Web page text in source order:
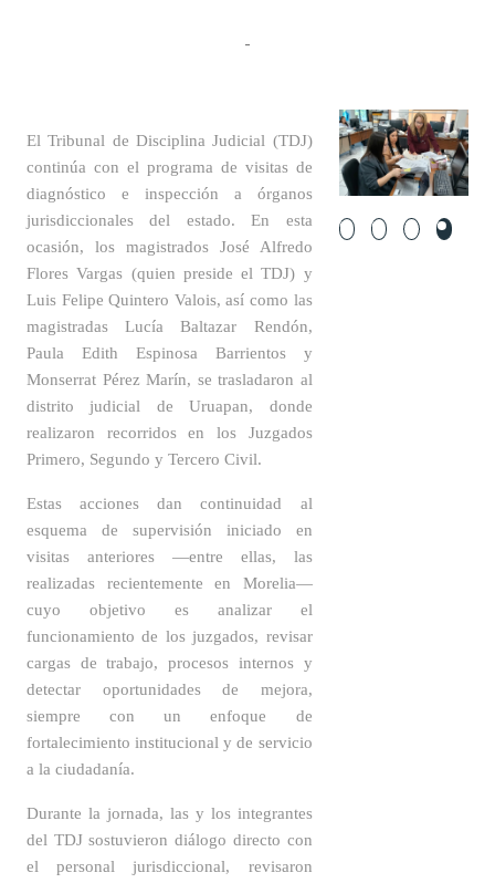
-
El Tribunal de Disciplina Judicial (TDJ)
continúa con el programa de visitas de
diagnóstico e inspección a órganos
jurisdiccionales del estado. En esta
ocasión, los magistrados José Alfredo
Flores Vargas (quien preside el TDJ) y
Luis Felipe Quintero Valois, así como las
magistradas Lucía Baltazar Rendón,
Paula Edith Espinosa Barrientos y
Monserrat Pérez Marín, se trasladaron al
distrito judicial de Uruapan, donde
realizaron recorridos en los Juzgados
Primero, Segundo y Tercero Civil.
Estas acciones dan continuidad al
esquema de supervisión iniciado en
visitas anteriores —entre ellas, las
realizadas recientemente en Morelia—
cuyo objetivo es analizar el
funcionamiento de los juzgados, revisar
cargas de trabajo, procesos internos y
detectar oportunidades de mejora,
siempre con un enfoque de
fortalecimiento institucional y de servicio
a la ciudadanía.
Durante la jornada, las y los integrantes
del TDJ sostuvieron diálogo directo con
el personal jurisdiccional, revisaron